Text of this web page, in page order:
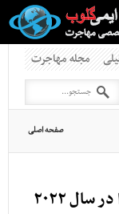
مجله مهاجرت
صفحه اصلی
۲۰۲۲